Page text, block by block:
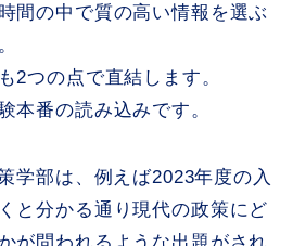
間の中で質の高い情報を選ぶ
2つの点で直結します。
本番の読み込みです。
学部は、例えば2023年度の入
と分かる通り現代の政策にど